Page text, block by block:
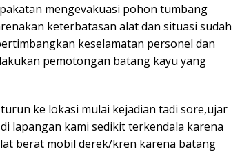
mengevakuasi pohon tumbang
keterbatasan alat dan situasi sudah
keselamatan personel dan
pemotongan batang kayu yang
ke lokasi mulai kejadian tadi sore,ujar
lapangan kami sedikit terkendala karena
berat mobil derek/kren karena batang